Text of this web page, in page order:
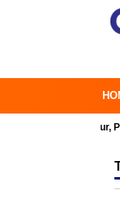
Bekasi Timur,